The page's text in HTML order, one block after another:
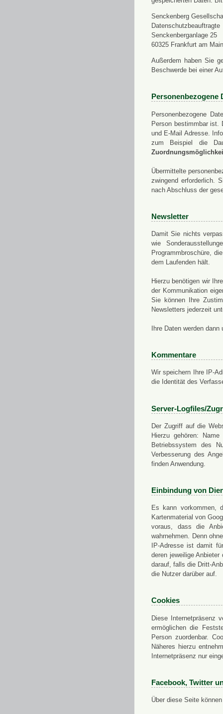
Senckenberg
Datenschutzbeauftragte
Senckenberganlage 25
60325 Frankfurt am Main
Außerdem haben Sie
Beschwerde bei einer
Personenbezogene
Personenbezogene
Person bestimmbar ist.
und E-Mail Adresse.
zum Beispiel die
Übermittelte
zwingend erforderlich.
nach Abschluss der
Newsletter
Damit Sie nichts
wie
Programmbroschüre,
dem Laufenden hält.
Hierzu benötigen wir
der Kommunikation
Sie können Ihre
Newsletters jederzeit
Ihre Daten werden
Kommentare
Wir speichern Ihre IP-
die Identität des
Server-Logfiles/
Der Zugriff auf die
Hierzu gehören:
Betriebssystem des
Verbesserung des
finden Anwendung.
Einbindung von
Es kann vorkommen,
Kartenmaterial von
voraus, dass die
wahrnehmen. Denn
IP-Adresse ist damit
deren jeweilige
darauf, falls die Dritt-
die Nutzer darüber auf.
Cookies
Diese Internetpräsenz
ermöglichen die
Person zuordenbar.
Näheres hierzu
Internetpräsenz nur
Facebook, Twitter
Über diese Seite